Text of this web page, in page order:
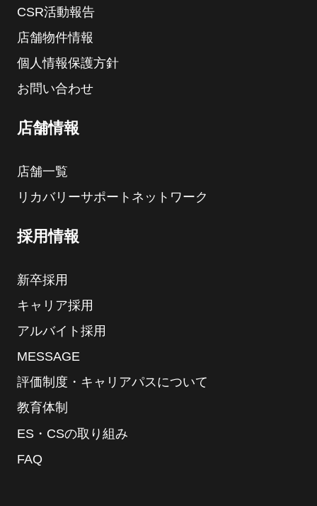
CSR活動報告
店舗物件情報
個人情報保護方針
お問い合わせ
店舗情報
店舗一覧
リカバリーサポートネットワーク
採用情報
新卒採用
キャリア採用
アルバイト採用
MESSAGE
評価制度・キャリアパスについて
教育体制
ES・CSの取り組み
FAQ